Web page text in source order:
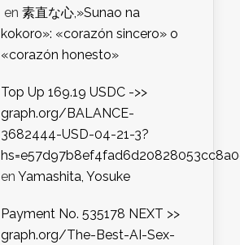
en 素直な心,»Sunao na
kokoro»: «corazón sincero» o
«corazón honesto»
Top Up 169.19 USDC ->>
graph.org/BALANCE-
3682444-USD-04-21-3?
en Yamashita, Yosuke
Payment No. 535178 NEXT >>
graph.org/The-Best-AI-Sex-